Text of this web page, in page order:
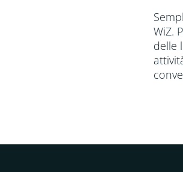
WiZ.
delle